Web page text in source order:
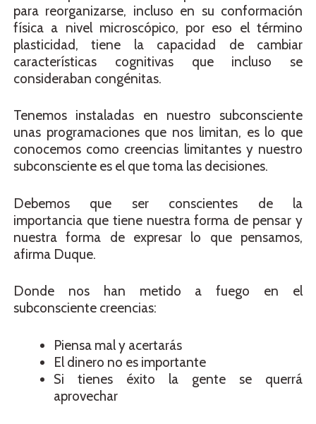
para reorganizarse, incluso en su conformación
física a nivel microscópico, por eso el término
plasticidad, tiene la capacidad de cambiar
características cognitivas que incluso se
consideraban congénitas.
Tenemos instaladas en nuestro subconsciente
unas programaciones que nos limitan, es lo que
conocemos como creencias limitantes y nuestro
subconsciente es el que toma las decisiones.
Debemos que ser conscientes de la
importancia que tiene nuestra forma de pensar y
nuestra forma de expresar lo que pensamos,
afirma Duque.
Donde nos han metido a fuego en el
subconsciente creencias:
Piensa mal y acertarás
El dinero no es importante
Si tienes éxito la gente se querrá
aprovechar